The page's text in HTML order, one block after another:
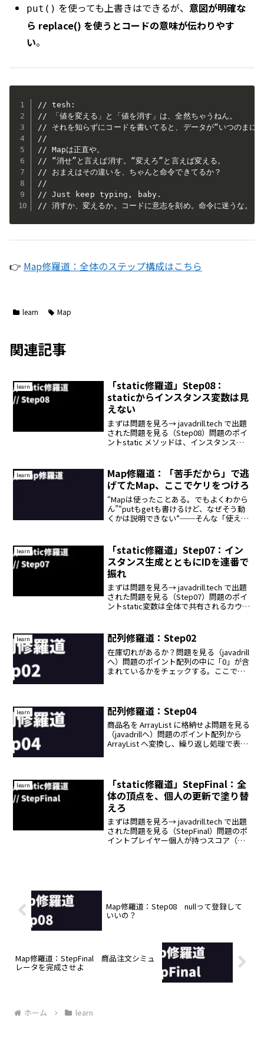
put() を使っても上書きはできるが、意図が明確な
ら replace() を使うとコードの意味が伝わりやす
い。
// tesh:
// 「値を変える」と「値を消す」は、全然ちゃうねん。
// それを知らずにコードを書いてると、データが“いつのまに
//
// Mapは正直や。
// “消せ”と言えば消す。“変えろ”と言えば変える。
// おまえはその違いを、ちゃんと命令できてるか？
//
// Just keep typing, baby.
// 消すか、変えるか。コードに意志を刻め。命令に迷うな。
👉 Map修羅道：全体のステップ構成はこちら
learn Map
関連記事
learn
「static修羅道」Step08：
staticからインスタンス変数は見
えない
まずは問題を見ろ→ javadrill.tech で出題
された問題を見る（Step08）問題のポイ
ントstatic メソッドは、インスタンスを
けると、クラス全体...
learn
Map修羅道：「苦手だから」で逃
げてたMap、ここでケリをつけろ
“Mapは使ったことある。でもよくわから
ん”“putもgetも書けるけど、なぜそう動
くかは説明できない”──そんな「使えは
道」では、10のステップで段階的に「...
learn
「static修羅道」Step07：イン
スタンス生成とともにIDを連番で
振れ
まずは問題を見ろ→ javadrill.tech で出題
された問題を見る（Step07）問題のポイ
ントstatic変数は全体で共有されるカウン
できる状態を持たないst...
learn 配列修羅道：Step02
在庫切れがあるか？問題を見る（javadrill
へ）問題のポイント配列の中に「0」が含
まれているかをチェックする。ここでは
る」とは...
learn 配列修羅道：Step04
商品名を ArrayList に格納せよ問題を見る
（javadrillへ）問題のポイント配列から
ArrayList へ変換し、繰り返し処理で表示
learn
「static修羅道」StepFinal：全
体の頂点を、個人の更新で塗り替
えろ
まずは問題を見ろ→ javadrill.tech で出題
された問題を見る（StepFinal）問題のポ
イントプレイヤー個人が持つスコア（イ
Map修羅道：Step08 nullって登録して
いいの？
Map修羅道：StepFinal 商品注文シミュ
レータを完成させよ
ホーム learn